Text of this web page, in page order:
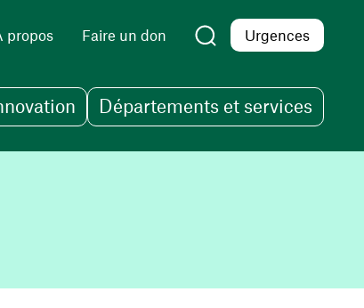
propos Faire un don Urgences
Départements et services